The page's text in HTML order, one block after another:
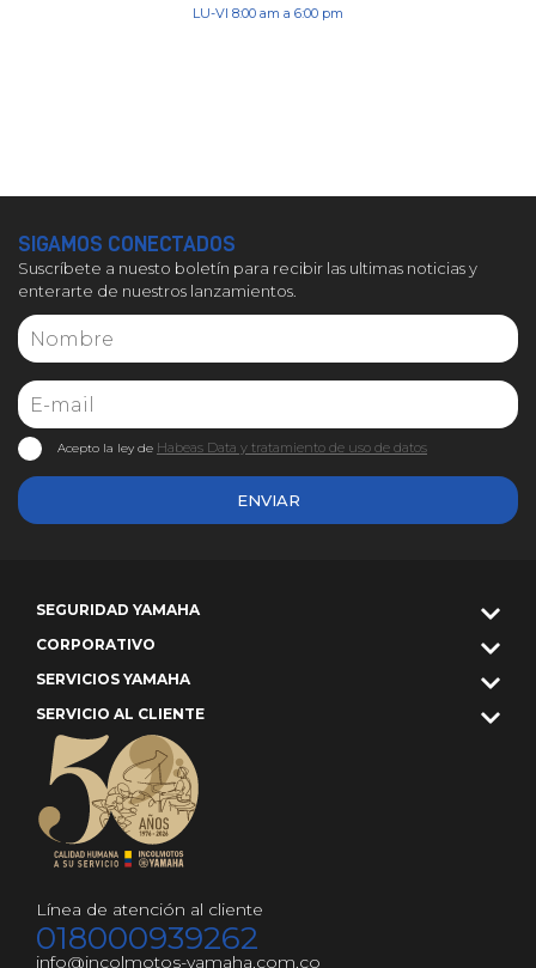
LU-VI 8:00 am a 6:00 pm
SIGAMOS CONECTADOS
Suscríbete a nuesto boletín para recibir las ultimas noticias y
enterarte de nuestros lanzamientos.
ENVIAR
Acepto la ley de Habeas Data y tratamiento de uso de datos
SEGURIDAD YAMAHA
CORPORATIVO
SERVICIOS YAMAHA
SERVICIO AL CLIENTE
Línea de atención al cliente
018000939262
info@incolmotos-yamaha.com.co